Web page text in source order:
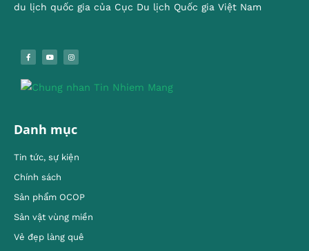
du lịch quốc gia của Cục Du lịch Quốc gia Việt Nam
Danh mục
Tin tức, sự kiện
Chính sách
Sản phẩm OCOP
Sản vật vùng miền
Vẻ đẹp làng quê